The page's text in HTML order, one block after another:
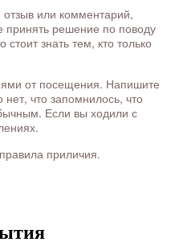
или комментарий,
решение по поводу
знать тем, кто только
от посещения. Напишите
что запомнилось, что
Если вы ходили с
приличия.